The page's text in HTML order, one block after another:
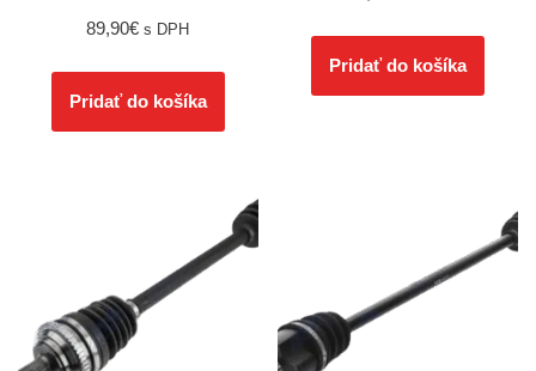
89,90€ s DPH
Pridať do košíka
Pridať do košíka